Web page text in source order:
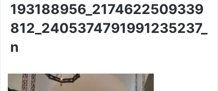
193188956_2174622509339
812_2405374791991235237_
n